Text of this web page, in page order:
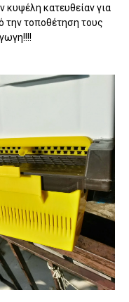
κυψέλη κατευθείαν για
τοποθέτηση τους